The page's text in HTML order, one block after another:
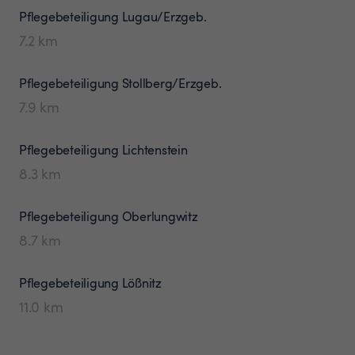
Pflegebeteiligung Lugau/Erzgeb.
7.2 km
Pflegebeteiligung Stollberg/Erzgeb.
7.9 km
Pflegebeteiligung Lichtenstein
8.3 km
Pflegebeteiligung Oberlungwitz
8.7 km
Pflegebeteiligung Lößnitz
11.0 km